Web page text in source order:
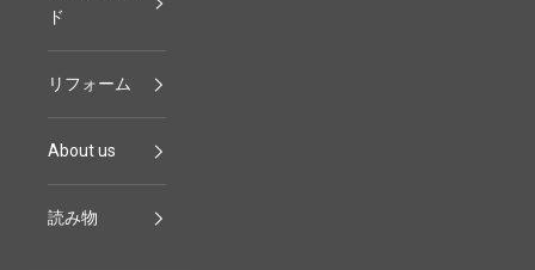
ド
リフォーム
About us
読み物